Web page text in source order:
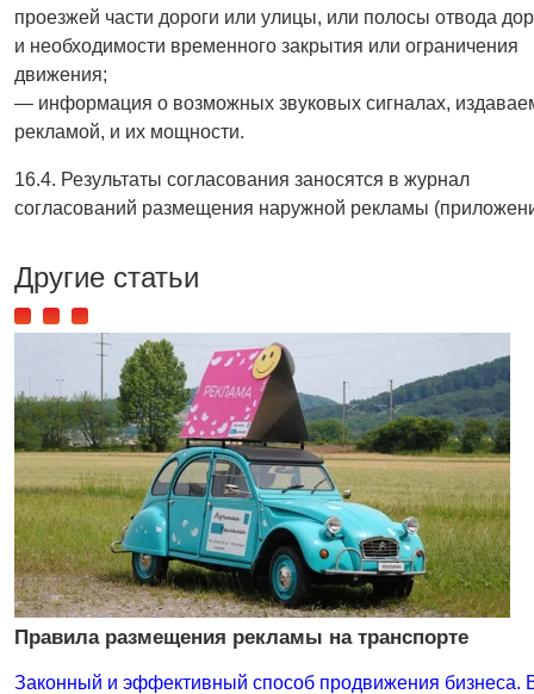
проезжей части дороги или улицы, или полосы отвода
и необходимости временного закрытия или ограничения
движения;
— информация о возможных звуковых сигналах,
рекламой, и их мощности.
16.4. Результаты согласования заносятся в журнал
согласований размещения наружной рекламы
Другие статьи
Правила размещения рекламы на транспорте
Законный и эффективный способ продвижения бизнеса.